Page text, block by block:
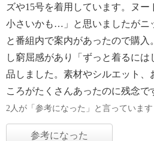
ズや15号を着用しています。ヌー
小さいかも…」と思いましたがニ
と番組内で案内があったので購
し窮屈感があり「ずっと着るには
品しました。素材やシルエット、
ころがたくさんあったのに残念で
2人が「参考になった」と言っています
参考になった